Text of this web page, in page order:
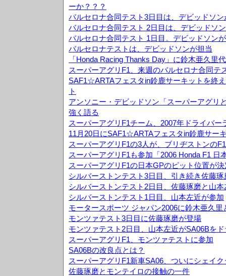
ーか？？？
バルセロナ合同テスト3日目は、デビッドソン
バルセロナ合同テスト 2日目は、デビッドソ
バルセロナ合同テスト 1日目。デビッドソン
バルセロナテストは、デビッドソンが担当
「Honda Racing Thanks Day」に鈴木亜久里
スーパーアグリF1、来週のバルセロナ合同テ
SAF1☆ARTAフェスタin鈴鹿サーキットを終
ト
アンソニー・デビッドソン「スーパーアグリ
強く語る
スーパーアグリF1チーム、2007年ドライバー
11月20日にSAF1☆ARTAフェスタin鈴鹿サー
スーパーアグリF1の3人が、ブリヂストンの
スーパーアグリF1も参加「2006 Honda F1 日
スーパーアグリF1の日本GPのピット位置が決
シルバーストンテスト3日目、引き続き佐藤
シルバーストンテスト2日目、佐藤琢磨と山
シルバーストンテスト1日目、山本左近が参加
モータースポーツ ジャパン2006に鈴木亜久
モンツァテスト3日目に佐藤琢磨が登場
モンツァテスト2日目、山本左近がSA06Bを
スーパーアグリF1、モンツァテストに参加
SA06Bの改良点とは？
スーパーアグリF1新車SA06、ついにシェイ
佐藤琢磨とモンテイロの接触の一件